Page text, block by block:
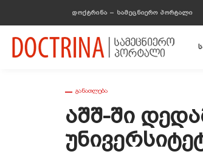
ᲓᲝᲥᲢᲠᲘᲜᲐ – ᲡᲐᲛᲔᲪᲜᲘᲔᲠᲝ ᲞᲝᲠᲢᲐᲚᲘ
ᲒᲐᲜᲐᲗᲚᲔᲑᲐ
Აშშ-Ში